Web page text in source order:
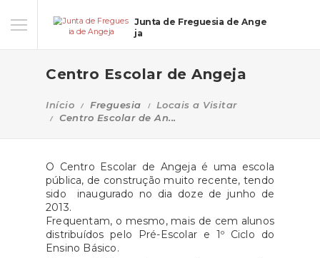
Junta de Freguesia de Ange
ja
Centro Escolar de Angeja
Início Freguesia
Locais a Visitar
Centro Escolar de An...
O Centro Escolar de Angeja é uma escola
pública, de construção muito recente, tendo
sido inaugurado no dia doze de junho de
2013.
Frequentam, o mesmo, mais de cem alunos
distribuídos pelo Pré-Escolar e 1º Ciclo do
Ensino Básico.